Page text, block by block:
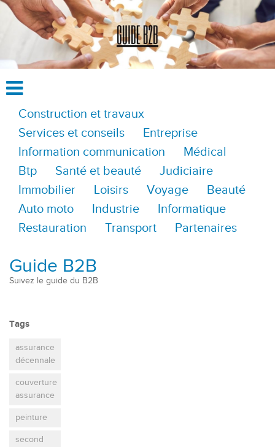
Construction et travaux
Services et conseils
Entreprise
Information communication
Médical
Btp
Santé et beauté
Judiciaire
Immobilier
Loisirs Voyage
Beauté
Auto moto
Industrie
Informatique
Restauration
Transport Partenaires
Guide B2B
Suivez le guide du B2B
Tags
assurance
décennale
couverture
assurance
peinture
second